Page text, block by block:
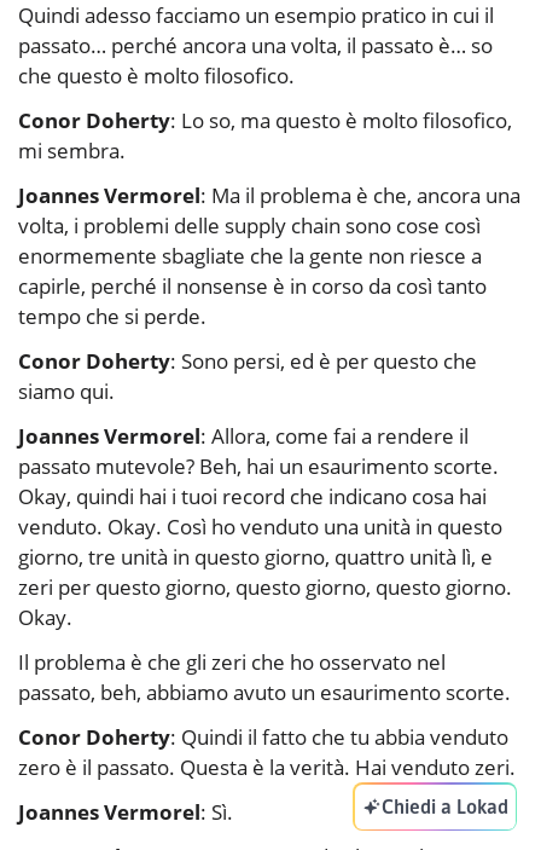
Quindi adesso facciamo un esempio pratico in cui il
passato… perché ancora una volta, il passato è… so
che questo è molto filosofico.
Conor Doherty: Lo so, ma questo è molto filosofico,
mi sembra.
Joannes Vermorel: Ma il problema è che, ancora una
volta, i problemi delle supply chain sono cose così
enormemente sbagliate che la gente non riesce a
capirle, perché il nonsense è in corso da così tanto
tempo che si perde.
Conor Doherty: Sono persi, ed è per questo che
siamo qui.
Joannes Vermorel: Allora, come fai a rendere il
passato mutevole? Beh, hai un esaurimento scorte.
Okay, quindi hai i tuoi record che indicano cosa hai
venduto. Okay. Così ho venduto una unità in questo
giorno, tre unità in questo giorno, quattro unità lì, e
zeri per questo giorno, questo giorno, questo giorno.
Okay.
Il problema è che gli zeri che ho osservato nel
passato, beh, abbiamo avuto un esaurimento scorte.
Conor Doherty: Quindi il fatto che tu abbia venduto
zero è il passato. Questa è la verità. Hai venduto zeri.
Joannes Vermorel: Sì.
Chiedi a Lokad